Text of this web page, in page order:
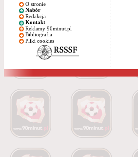
O stronie
Nabór
Redakcja
Kontakt
Reklamy 90minut.pl
Bibliografia
Pliki cookies